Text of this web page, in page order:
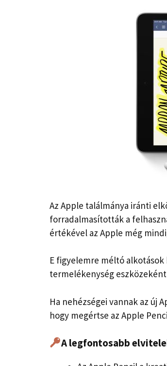
Az Apple találmánya iránti
forradalmasították a
értékével az Apple még
E figyelemre méltó
termelékenység
Ha nehézségei vannak az új
hogy megértse az Apple
A legfontosabb